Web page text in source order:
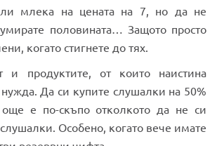
млека на цената на 7, но да не
половината… Защото просто
когато стигнете до тях.
и продуктите, от които наистина
Да си купите слушалки на 50%
е по-скъпо отколкото да не си
Особено, когато вече имате